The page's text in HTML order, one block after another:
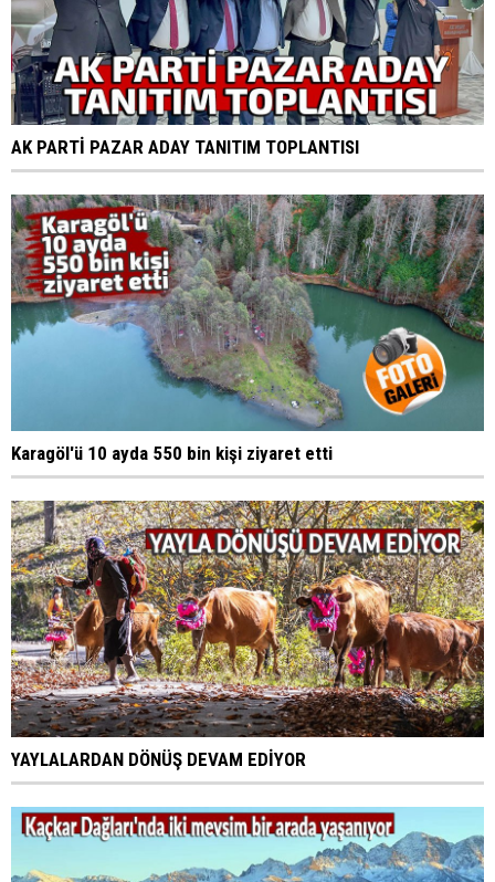
AK PARTİ PAZAR ADAY TANITIM TOPLANTISI
Karagöl'ü 10 ayda 550 bin kişi ziyaret etti
YAYLALARDAN DÖNÜŞ DEVAM EDİYOR